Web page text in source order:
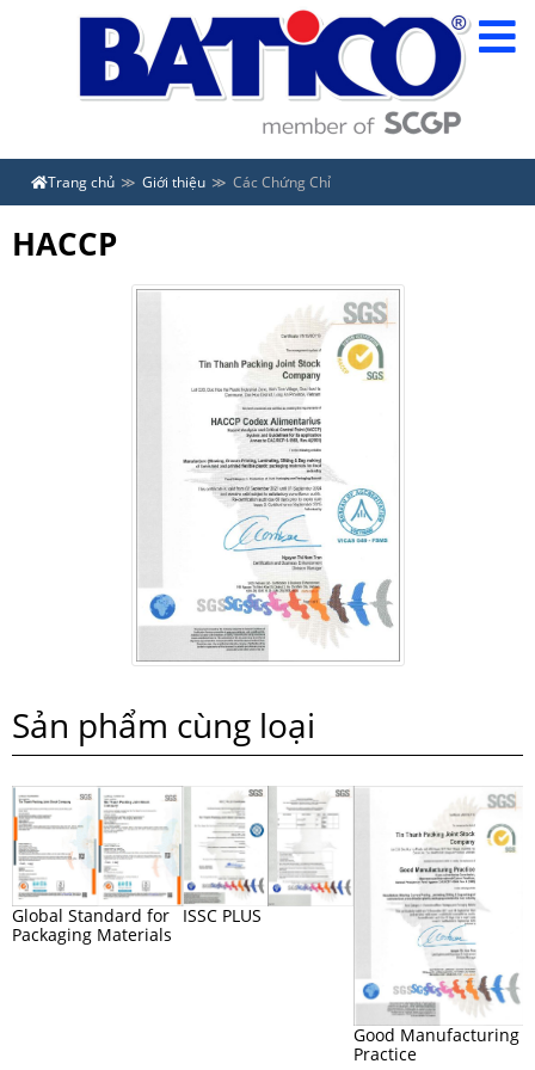
Trang chủ Giới thiệu Các Chứng Chỉ
HACCP
Sản phẩm cùng loại
Global Standard for
Packaging Materials
ISSC PLUS
Good Manufacturing
Practice